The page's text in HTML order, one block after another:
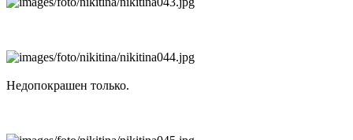
Недопокрашен только.